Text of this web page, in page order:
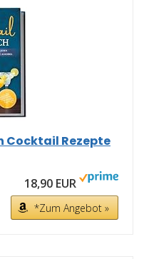
Cocktail Rezepte
18,90 EUR
*Zum Angebot »